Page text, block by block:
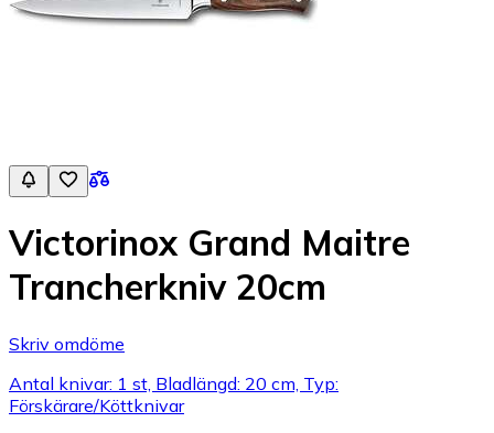
Victorinox Grand Maitre
Trancherkniv 20cm
Skriv omdöme
Antal knivar: 1 st, Bladlängd: 20 cm, Typ:
Förskärare/Köttknivar